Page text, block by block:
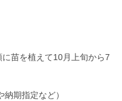
苗を植えて10月上旬から7
期指定など）